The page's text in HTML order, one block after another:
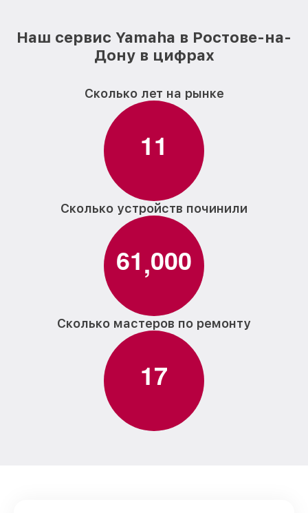
Наш сервис Yamaha в Ростове-на-
Дону в цифрах
Сколько лет на рынке
11
Сколько устройств починили
61,000
Сколько мастеров по ремонту
17